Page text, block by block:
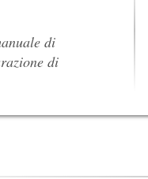
di
di